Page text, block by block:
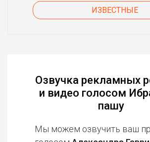
ИЗВЕСТНЫЕ
Озвучка рекламных
и видео голосом
пашу
Мы можем озвучить ваш